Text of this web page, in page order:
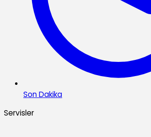
Son Dakika
Servisler